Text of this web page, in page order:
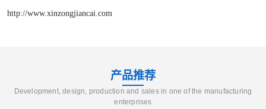
http://www.xinzongjiancai.com
产品推荐
Development, design, production and sales in one of the manufacturing
enterprises